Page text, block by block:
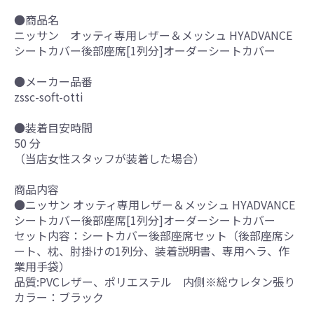
●商品名
ニッサン オッティ専用レザー＆メッシュ HYADVANCE
シートカバー後部座席[1列分]オーダーシートカバー
●メーカー品番
zssc-soft-otti
●装着目安時間
50 分
（当店女性スタッフが装着した場合）
商品内容
●ニッサン オッティ専用レザー＆メッシュ HYADVANCE
シートカバー後部座席[1列分]オーダーシートカバー
セット内容：シートカバー後部座席セット（後部座席シ
ート、枕、肘掛けの1列分、装着説明書、専用ヘラ、作
業用手袋）
品質:PVCレザー、ポリエステル 内側※総ウレタン張り
カラー：ブラック